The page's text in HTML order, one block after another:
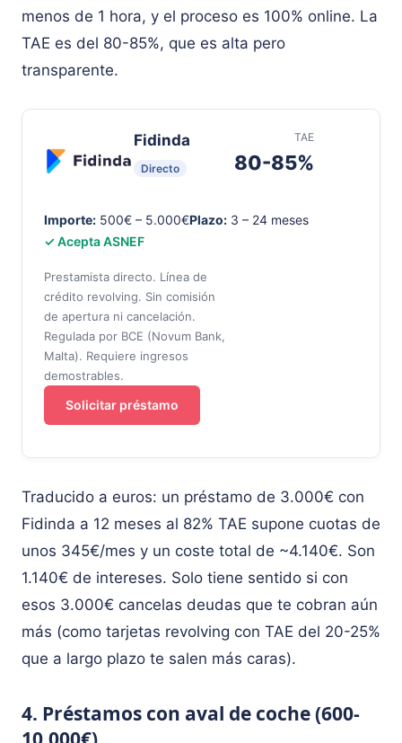
menos de 1 hora, y el proceso es 100% online. La
TAE es del 80-85%, que es alta pero
transparente.
Fidinda
Directo
TAE
80-85%
Importe: 500€ – 5.000€Plazo: 3 – 24 meses
✓ Acepta ASNEF
Prestamista directo. Línea de
crédito revolving. Sin comisión
de apertura ni cancelación.
Regulada por BCE (Novum Bank,
Malta). Requiere ingresos
demostrables.
Solicitar préstamo
Traducido a euros: un préstamo de 3.000€ con
Fidinda a 12 meses al 82% TAE supone cuotas de
unos 345€/mes y un coste total de ~4.140€. Son
1.140€ de intereses. Solo tiene sentido si con
esos 3.000€ cancelas deudas que te cobran aún
más (como tarjetas revolving con TAE del 20-25%
que a largo plazo te salen más caras).
4. Préstamos con aval de coche (600-